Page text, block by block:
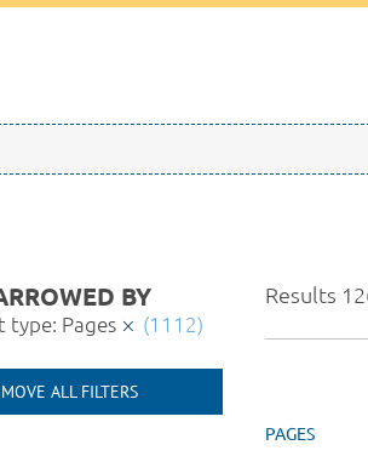
Results
PAGES
BY
type: Pages (1112)
ALL FILTERS